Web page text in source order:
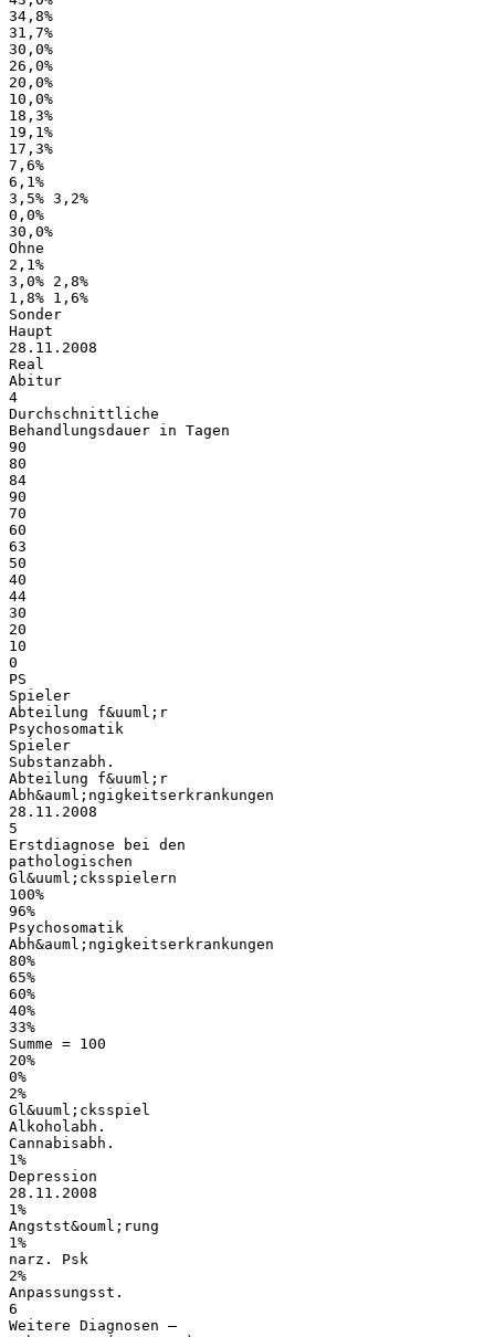
34,8%
31,7%
30,0%
26,0%
20,0%
10,0%
18,3%
19,1%
17,3%
7,6%
6,1%
3,5% 3,2%
0,0%
30,0%
Ohne
2,1%
3,0% 2,8%
1,8% 1,6%
Sonder
Haupt
28.11.2008
Real
Abitur
4
Durchschnittliche
Behandlungsdauer in Tagen
90
80
84
90
70
60
63
50
40
44
30
20
10
0
PS
Spieler
Abteilung f&uuml;r
Psychosomatik
Spieler
Substanzabh.
Abteilung f&uuml;r
Abh&auml;ngigkeitserkrankungen
28.11.2008
5
Erstdiagnose bei den
pathologischen
Gl&uuml;cksspielern
100%
96%
Psychosomatik
Abh&auml;ngigkeitserkrankungen
80%
65%
60%
40%
33%
Summe = 100
20%
0%
2%
Gl&uuml;cksspiel
Alkoholabh.
Cannabisabh.
1%
Depression
28.11.2008
1%
Angstst&ouml;rung
1%
narz. Psk
2%
Anpassungsst.
6
Weitere Diagnosen –